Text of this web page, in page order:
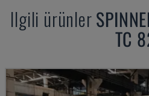
Ilgili ürünler
TC